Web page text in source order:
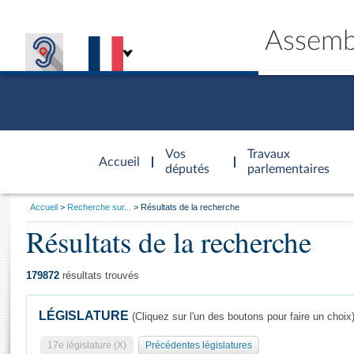
Accueil
d'accueil
Vos
députés
Travaux
parlementaires
Général
Vous
Accueil Recherche sur... Résultats de la recherche
Résultats de la recherche
179872 résultats trouvés
LÉGISLATURE (Cliquez sur l'un des boutons pour faire un choix)
17e législature (X) Précédentes législatures